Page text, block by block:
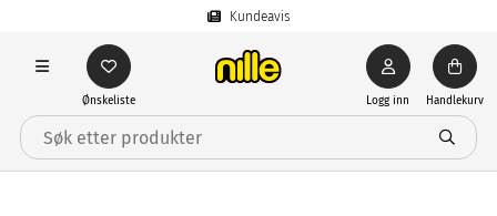
Kundeavis
Ønskeliste Logg inn Handlekurv